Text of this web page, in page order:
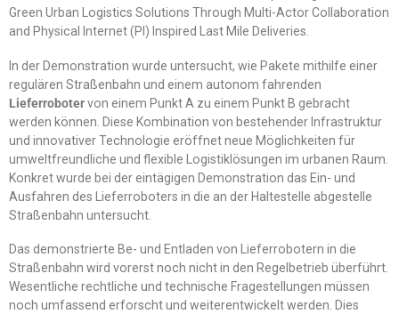
Green Urban Logistics Solutions Through Multi-Actor Collaboration
and Physical Internet (PI) Inspired Last Mile Deliveries.
In der Demonstration wurde untersucht, wie Pakete mithilfe einer
regulären Straßenbahn und einem autonom fahrenden
Lieferrobotervon einem Punkt A zu einem Punkt B gebracht
werden können. Diese Kombination von bestehender Infrastruktur
und innovativer Technologie eröffnet neue Möglichkeiten für
umweltfreundliche und flexible Logistiklösungen im urbanen Raum.
Konkret wurde bei der eintägigen Demonstration das Ein- und
Ausfahren des Lieferroboters in die an der Haltestelle abgestelle
Straßenbahn untersucht.
Das demonstrierte Be- und Entladen von Lieferrobotern in die
Straßenbahn wird vorerst noch nicht in den Regelbetrieb überführt.
Wesentliche rechtliche und technische Fragestellungen müssen
noch umfassend erforscht und weiterentwickelt werden. Dies